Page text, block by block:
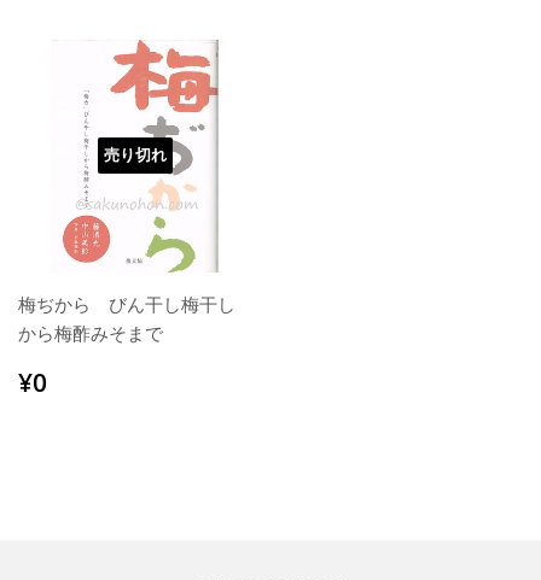
売り切れ
梅ぢから びん干し梅干し
から梅酢みそまで
通
常
¥0